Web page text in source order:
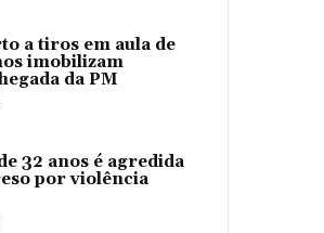
a tiros em aula de
imobilizam
da PM
32 anos é agredida
por violência